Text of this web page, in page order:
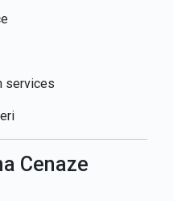
services
Cenaze